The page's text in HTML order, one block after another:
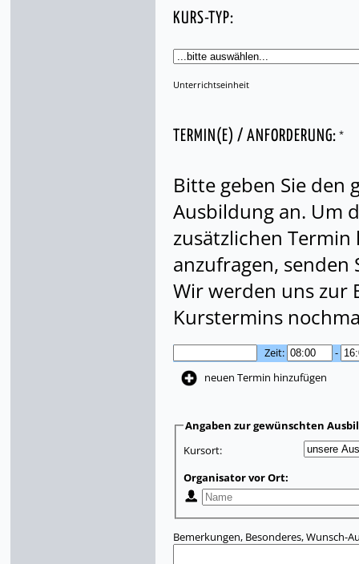
KURS-TYP:
Unterrichtseinheit
TERMIN(E) / ANFORDERUNG: *
Bitte geben Sie den
Ausbildung an. Um
zusätzlichen
anzufragen, senden
Wir werden uns zur
Kurstermins
Zeit:
-
neuen Termin hinzufügen
Angaben zur gewünschten
Kursort:
Organisator vor Ort:
Bemerkungen, Besonderes, Wunsch-